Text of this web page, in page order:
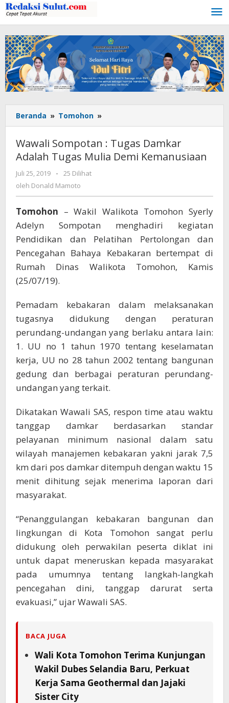
Lewati
ke
konten
Beranda » Tomohon »
Sompotan
Tugas
Damkar
Kemanusiaan
Wawali Sompotan : Tugas Damkar
Adalah Tugas Mulia Demi Kemanusiaan
Juli 25, 2019
oleh
Donald
-
25 Dilihat
oleh Donald Mamoto
Tomohon – Wakil Walikota Tomohon Syerly
Adelyn Sompotan menghadiri kegiatan
Pendidikan dan Pelatihan Pertolongan dan
Pencegahan Bahaya Kebakaran bertempat di
Rumah Dinas Walikota Tomohon, Kamis
(25/07/19).
Pemadam kebakaran dalam melaksanakan
tugasnya didukung dengan peraturan
perundang-undangan yang berlaku antara lain:
1. UU no 1 tahun 1970 tentang keselamatan
kerja, UU no 28 tahun 2002 tentang bangunan
gedung dan berbagai peraturan perundang-
undangan yang terkait.
Dikatakan Wawali SAS, respon time atau waktu
tanggap damkar berdasarkan standar
pelayanan minimum nasional dalam satu
wilayah manajemen kebakaran yakni jarak 7,5
km dari pos damkar ditempuh dengan waktu 15
menit dihitung sejak menerima laporan dari
masyarakat.
“Penanggulangan kebakaran bangunan dan
lingkungan di Kota Tomohon sangat perlu
didukung oleh perwakilan peserta diklat ini
untuk dapat meneruskan kepada masyarakat
pada umumnya tentang langkah-langkah
pencegahan dini, tanggap darurat serta
evakuasi,” ujar Wawali SAS.
BACA JUGA
Wali Kota Tomohon Terima Kunjungan
Wakil Dubes Selandia Baru, Perkuat
Kerja Sama Geothermal dan Jajaki
Sister City